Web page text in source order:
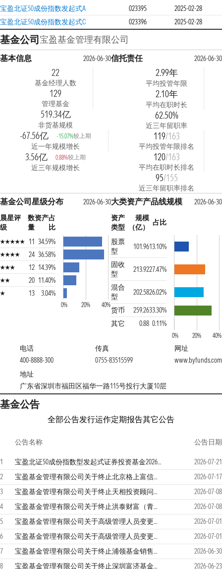
宝盈北证50成份指数发起式A
023395
2025-02-28
宝盈北证50成份指数发起式C
023396 2025-02-28
基金公司宝盈基金管理有限公司
基本信息 2026-06-30
22
基金经理人数
129
管理基金
519.34亿
非货基规模
-67.56亿 -15.07%较上期
近一年规模增长
3.56亿 0.88%较上期
近三年规模增长
信托责任 2026-06-30
2.99年
平均投管年限
2.10年
平均在职时长
62.50%
近三年留职率
119/163
平均投管年限排名
120/163
平均在职时长排名
95/155
近三年留职率排名
基金公司星级分布
2026-06-30
晨星评
级
数
量
资产占
比
11 34.59%
24 36.58%
12 14.39%
20 11.40%
13
3.04%
0% 20% 40%
大类资产产品线规模
2026-06-30
资产
类型
规模
（亿）
占比
股票
型
101.9613.10%
固收
型
213.9227.47%
混合
型
202.5826.02%
货币
259.2633.30%
其它
0.88 0.11%
0% 20% 40%
电话
400-8888-300
传真
0755-83515599
网址
www.byfunds.com
地址
广东省深圳市福田区福华一路115号投行大厦10层
基金公告
全部公告发行运作定期报告其它公告
公告名称 公告日期
1 宝盈北证50成份指数型发起式证券投资基金2026年第二季度报告
2026-07-21
2
宝盈基金管理有限公司关于终止北京格上富信基金销售有限公司办理本公司旗下基金相关销售业务的公告
2026-07-17
3
宝盈基金管理有限公司关于终止天相投资顾问有限公司办理本公司旗下基金相关销售业务的公告
2026-07-08
4
宝盈基金管理有限公司关于终止洪泰财富（青岛）基金销售有限责任公司办理本公司旗下基金相关销售业务的公告
2026-07-08
5
宝盈基金管理有限公司关于高级管理人员变更的公告
2026-07-01
6
宝盈基金管理有限公司关于高级管理人员变更的公告
2026-07-01
7
宝盈基金管理有限公司关于终止浦领基金销售有限公司办理本公司旗下基金相关销售业务的公告
2026-06-30
8
宝盈基金管理有限公司关于终止深圳富济基金销售有限公司办理本公司旗下基金销售业务的公告 2026-06-23